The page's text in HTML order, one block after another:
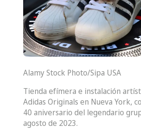
Alamy Stock Photo/Sipa USA
Tienda efímera e instalación
Adidas Originals en Nueva York,
40 aniversario del legendario
agosto de 2023.